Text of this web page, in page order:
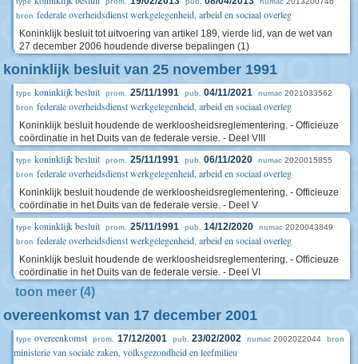
bron federale overheidsdienst werkgelegenheid, arbeid en sociaal overleg
Koninklijk besluit tot uitvoering van artikel 189, vierde lid, van de wet van
27 december 2006 houdende diverse bepalingen (1)
koninklijk besluit van 25 november 1991
type koninklijk besluit prom. 25/11/1991 pub. 04/11/2021 numac 2021033562
bron federale overheidsdienst werkgelegenheid, arbeid en sociaal overleg
Koninklijk besluit houdende de werkloosheidsreglementering. - Officieuze
coördinatie in het Duits van de federale versie. - Deel VIII
type koninklijk besluit prom. 25/11/1991 pub. 06/11/2020 numac 2020015855
bron federale overheidsdienst werkgelegenheid, arbeid en sociaal overleg
Koninklijk besluit houdende de werkloosheidsreglementering. - Officieuze
coördinatie in het Duits van de federale versie. - Deel V
type koninklijk besluit prom. 25/11/1991 pub. 14/12/2020 numac 2020043849
bron federale overheidsdienst werkgelegenheid, arbeid en sociaal overleg
Koninklijk besluit houdende de werkloosheidsreglementering. - Officieuze
coördinatie in het Duits van de federale versie. - Deel VI
toon meer (4)
overeenkomst van 17 december 2001
type overeenkomst prom. 17/12/2001 pub. 23/02/2002 numac 2002022044 bron
ministerie van sociale zaken, volksgezondheid en leefmilieu